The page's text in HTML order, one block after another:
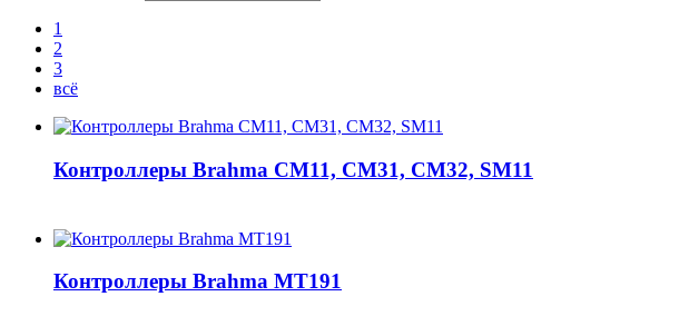
1
2
3
всё
Контроллеры Brahma CM11, CM31, CM32, SM11
Контроллеры Brahma MT191